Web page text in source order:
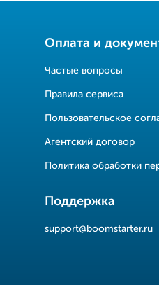
Оплата и
Частые вопросы
Правила сервиса
Пользовательское
Агентский договор
Политика обработки
Поддержка
support@boomstarter.ru